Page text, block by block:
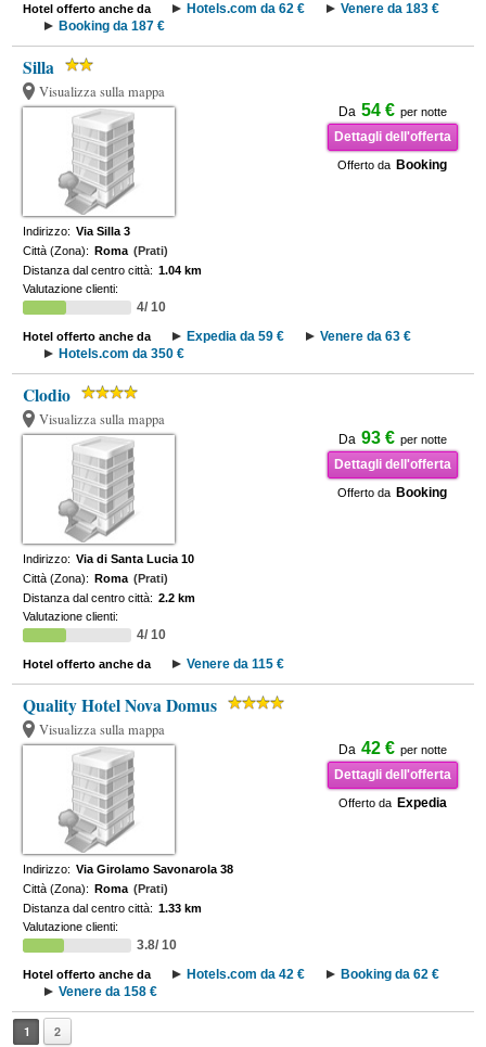
Hotel offerto anche da Hotels.com da 62 €
Venere da 183 €
Booking da 187 €
Silla
Visualizza sulla mappa
Da 54 € per notte
Dettagli dell'offerta
Offerto da Booking
Indirizzo: Via Silla 3
Città (Zona): Roma (Prati)
Distanza dal centro città: 1.04 km
Valutazione clienti:
4/ 10
Hotel offerto anche da Expedia da 59 €
Venere da 63 €
Hotels.com da 350 €
Clodio
Visualizza sulla mappa
Da 93 € per notte
Dettagli dell'offerta
Offerto da Booking
Indirizzo: Via di Santa Lucia 10
Città (Zona): Roma (Prati)
Distanza dal centro città: 2.2 km
Valutazione clienti:
4/ 10
Hotel offerto anche da Venere da 115 €
Quality Hotel Nova Domus
Visualizza sulla mappa
Da 42 € per notte
Dettagli dell'offerta
Offerto da Expedia
Indirizzo: Via Girolamo Savonarola 38
Città (Zona): Roma (Prati)
Distanza dal centro città: 1.33 km
Valutazione clienti:
3.8/ 10
Hotel offerto anche da Hotels.com da 42 €
Booking da 62 €
Venere da 158 €
1 2